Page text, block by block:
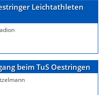
Leichtathleten
beim TuS Oestringen